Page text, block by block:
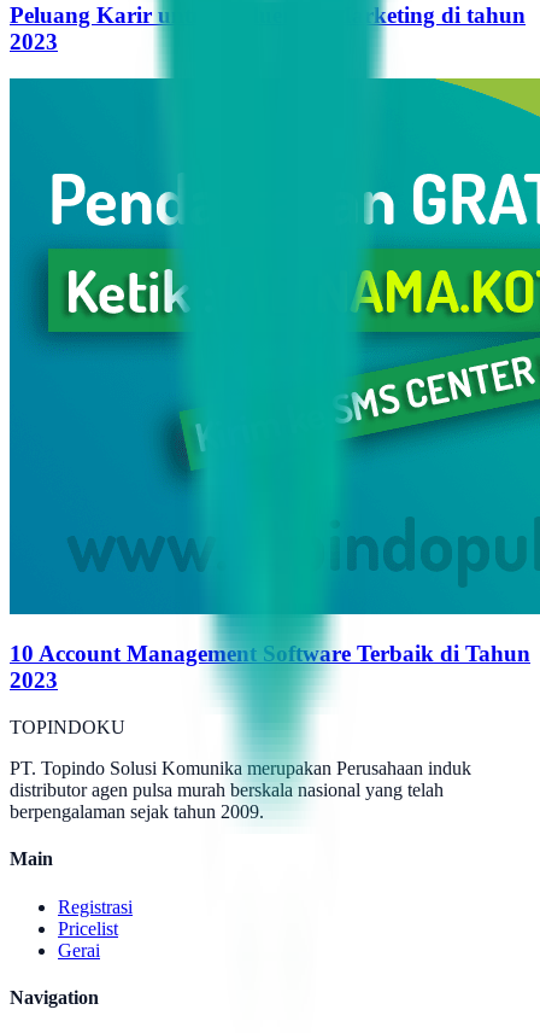
Peluang Karir untuk Influencer Marketing di tahun
2023
10 Account Management Software Terbaik di Tahun
2023
TOPINDOKU
PT. Topindo Solusi Komunika merupakan Perusahaan induk
distributor agen pulsa murah berskala nasional yang telah
berpengalaman sejak tahun 2009.
Main
Registrasi
Pricelist
Gerai
Navigation